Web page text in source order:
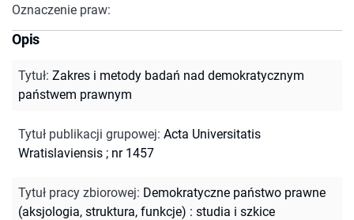
Oznaczenie praw:
Opis
Tytuł: Zakres i metody badań nad demokratycznym
państwem prawnym
Tytuł publikacji grupowej: Acta Universitatis
Wratislaviensis ; nr 1457
Tytuł pracy zbiorowej: Demokratyczne państwo prawne
(aksjologia, struktura, funkcje) : studia i szkice